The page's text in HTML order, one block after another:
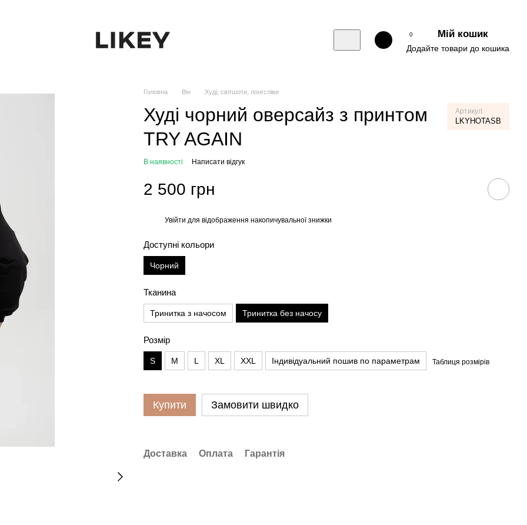
0 Мій кошик
Додайте товари до кошика
Головна Він Худі, світшоти, лонгсліви
Худі чорний оверсайз з принтом
TRY AGAIN
Артикул
LKYHOTASB
В наявності Написати відгук
2 500 грн
Увійти для відображення накопичувальної знижки
Доступні кольори
Чорний
Тканина
Тринитка з начосом Тринитка без начосу
Розмір
S M L XL XXL Індивідуальний пошив по параметрам Таблиця розмірів
Купити Замовити швидко
Доставка Оплата Гарантія